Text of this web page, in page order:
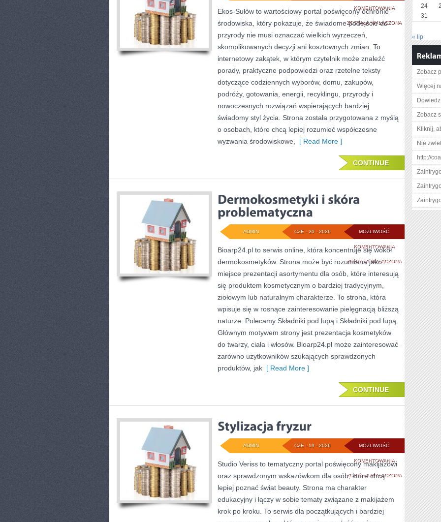
KOMENTOWANIAEKO
KUCHNIA
ZOSTAŁA WYŁĄCZONA
Ekos-Sułów to wartościowy portal poświęcony ochronie
środowiska, który pokazuje, że świadome podejście do
przyrody nie musi oznaczać wielkich wyrzeczeń,
skomplikowanych decyzji ani kosztownych zmian. To
internetowy zakątek, w którym czytelnik może znaleźć
porady, praktyczne podpowiedzi oraz rzetelne teksty
dotyczące codziennych wyborów, domu, zakupów,
podróży, gotowania, energii, recyklingu, przyrody i
nowoczesnych rozwiązań wspierających bardziej
świadomy styl życia. Strona została przygotowana z myślą
o osobach, które chcą lepiej rozumieć współczesne
wyzwania środowiskowe,
[ Read More ]
CONTINUE
MOŻLIWOŚĆ
KOMENTOWANIA
I
SKÓRA
PROBLEMATYCZNA
ZOSTAŁA WYŁĄCZONA
CZE - 20 - 2026
ADMIN
Bioarp24.pl to serwis online, która koncentruje się wokół
dermokosmetyków. Strona może być rozumiana jako
miejsce prezentacji asortymentu dla osób, które interesują
się produktem kosmetycznym o bardziej tradycyjnym,
ziołowym lub naturalnym charakterze. To strona, która
wpisuje się w rosnące zainteresowanie pielęgnacją bliższą
naturze. Polecamy Składniki pod lupą i Składniki pod lupą.
Głównym motywem strony jest prezentacja kosmetyków
do twarzy, ciała i włosów. Bioarp24.pl może zainteresować
zarówno użytkowników szukających sprawdzonych
produktów, jak [ Read More ]
CONTINUE
MOŻLIWOŚĆ
KOMENTOWANIASTYLIZACJA
FRYZUR
ZOSTAŁA WYŁĄCZONA
CZE - 19 - 2026
ADMIN
Studio Veriss to tematyczny portal poświęcony makijażowi
oraz sprawdzonym wskazówkom dla osób, które chcą
lepiej poznać świat beauty. Strona ma charakter
edukacyjny i łączy w sobie tematy związane z makijażem
krok po kroku. To serwis dla początkujących i bardziej
24
31
« lip
Zobacz
Więcej
Zobacz
Kliknij,
Nie
http://